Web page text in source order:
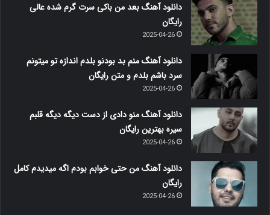
دانلود آهنگ بعد من باکی سرت گرم شده عالی
رایگان
2025-04-26
دانلود آهنگ منم بد بودنو بلدم اندازه تو میتونم
سرد باشم بلدم و متن رایگان
2025-04-26
دانلود آهنگ منو دادی از دست دیگه دیگه قلبم
سیره بهترین رایگان
2025-04-26
دانلود آهنگ من حتی خوابم بودم اگه میدیدم کامل
رایگان
2025-04-26